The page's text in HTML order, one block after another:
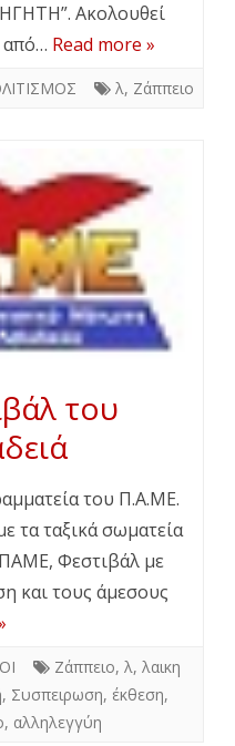
Ακολουθεί
από… Read more »
λ, Ζάππειο
του
του Π.Α.ΜΕ.
τα ταξικά σωματεία
Φεστιβάλ με
και τους άμεσους
Ζάππειο, λ, λαικη
, Συσπειρωση, έκθεση,
, αλληλεγγύη